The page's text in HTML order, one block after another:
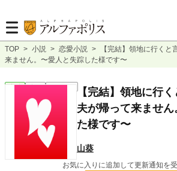
TOP > 小説 > 恋愛小説 >
【完結】領地に行く
来ません。〜愛人と失踪した様です〜
恋愛 完結 ｼｮｰﾄｼｮｰﾄ
【完結】領地に行
夫が帰って来ませ
た様です〜
山葵
お気に入りに追加して更新通知を